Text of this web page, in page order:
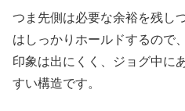
つま先側は必要な余裕を残し
はしっかりホールドするので
印象は出にくく、ジョグ中に
すい構造です。